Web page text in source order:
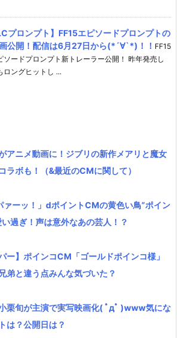
プロンプト】FF15エピソードプロンプトの
公開！配信は6月27日から(*´∀`*)！！ FF15
ードプロンプト新トレーラー公開！ 昨年発売し
ロングヒットし ...
アニメ動画に！ジブリの新作メアリと魔女
ラボも！（&最近のCMに関して）
ァーッ！」dポイントCMの黄色い鳥”ポイン
い過ぎ！声は意外なあの芸人！？
ー】ポインコCM「ゴールドポインコ様」
弟と違う点みんな気づいた？
小栗旬が主演で実写映画化( ﾟдﾟ )www気にな
は？公開日は？